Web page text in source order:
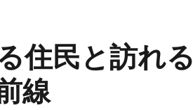
住民と訪れる
線